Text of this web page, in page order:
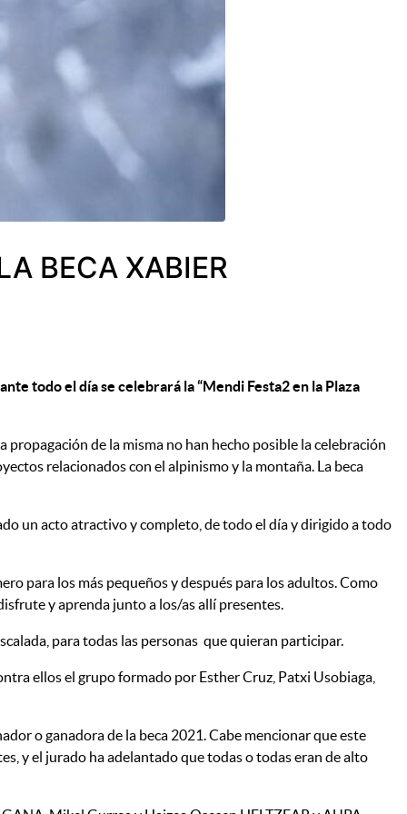
BECA XABIER
todo el día se celebrará la “Mendi Festa2 en la Plaza
de la misma no han hecho posible la celebración
relacionados con el alpinismo y la montaña. La beca
un acto atractivo y completo, de todo el día y dirigido a todo
para los más pequeños y después para los adultos. Como
y aprenda junto a los/as allí presentes.
para todas las personas que quieran participar.
ellos el grupo formado por Esther Cruz, Patxi Usobiaga,
o ganadora de la beca 2021. Cabe mencionar que este
y el jurado ha adelantado que todas o todas eran de alto